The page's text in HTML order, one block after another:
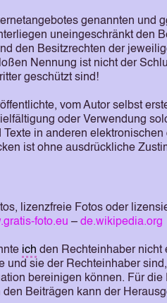
genannten und
uneingeschränkt den
den Besitzrechten der
Nennung ist nicht der
geschützt sind!
vom Autor selbst
oder Verwendung
in anderen
ist ohne ausdrückliche
lizenzfreie Fotos oder
foto.eu –de.wikipedia.org
ich den Rechteinhaber nicht
und sie der Rechteinhaber
bereinigen können. Für
den Beiträgen kann der